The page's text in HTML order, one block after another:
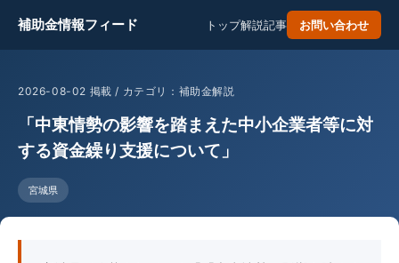
補助金情報フィード トップ解説記事 お問い合わせ
2026-08-02 掲載 / カテゴリ：補助金解説
「中東情勢の影響を踏まえた中小企業者等に対
する資金繰り支援について」
宮城県